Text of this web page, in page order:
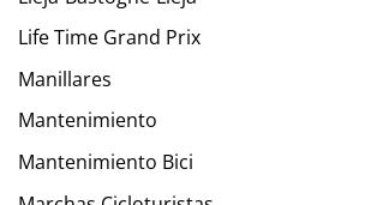
Life Time Grand Prix
Manillares
Mantenimiento
Mantenimiento Bici